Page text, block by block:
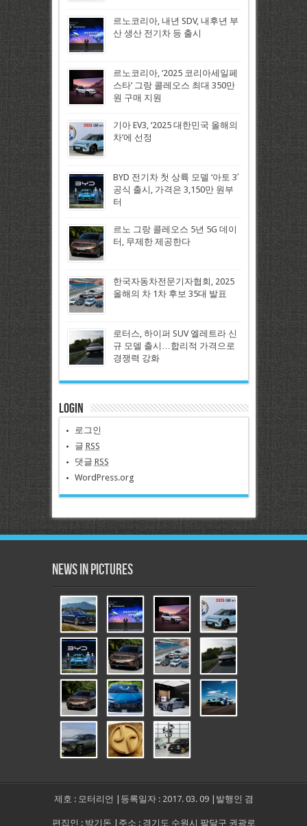
르노코리아, 내년 SDV, 내후년 부
산 생산 전기차 등 출시
르노코리아, ‘2025 코리아세일페
스타’ 그랑 콜레오스 최대 350만
원 구매 지원
기아 EV3, ‘2025 대한민국 올해의
차’에 선정
BYD 전기차 첫 상륙 모델 ‘아토 3′
공식 출시, 가격은 3,150만 원부
터
르노 그랑 콜레오스 5년 5G 데이
터, 무제한 제공한다
한국자동차전문기자협회, 2025
올해의 차 1차 후보 35대 발표
로터스, 하이퍼 SUV 엘레트라 신
규 모델 출시…합리적 가격으로
경쟁력 강화
Login
로그인
글 RSS
댓글 RSS
WordPress.org
News in Pictures
제호 : 모터리언 |등록일자 : 2017. 03. 09 |발행인 겸
편집인 : 박기돈 |주소 : 경기도 수원시 팔달구 권광로